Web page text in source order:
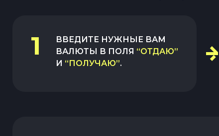
1
ВВЕДИТЕ НУЖНЫЕ ВАМ
ВАЛЮТЫ В ПОЛЯ “ОТДАЮ”
И “ПОЛУЧАЮ”.